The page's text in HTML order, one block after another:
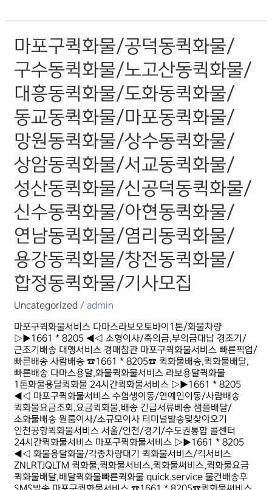
마포구퀵화물/공덕동퀵화물/
구수동퀵화물/노고산동퀵화물/
대흥동퀵화물/도화동퀵화물/
동교동퀵화물/마포동퀵화물/
망원동퀵화물/상수동퀵화물/
상암동퀵화물/서교동퀵화물/
성산동퀵화물/신공덕동퀵화물/
신수동퀵화물/아현동퀵화물/
연남동퀵화물/염리동퀵화물/
용강동퀵화물/창전동퀵화물/
합정동퀵화물/기사모집
Uncategorized /admin
마포구퀵화물서비스 다마스라보오토바이1톤/화물차량
▷▶1661 * 8205 ◀◁ 소형이사/축의금,부의금대납 경조기/
근조기배송 대행서비스 경매참관 마포구퀵화물서비스 빠른픽업/
빠른배송 사람배송 ☎1661 * 8205☎ 퀵화물배송,퀵화물배달,
빠른배송 다마스용달,화물퀵화물서비스 라보용달퀵화물
1톤화물용달퀵화물 24시간퀵화물서비스 ▷▶1661 * 8205
◀◁ 마포구퀵화물서비스 수험생이동/연예인이동/사람배송
퀵화물요금조회,요금퀵화물,배송 긴급서류베송 샘플배달/
소화물배송 원룸이사/소규모이사 터미널발송및찾아오기
인천공항퀵화물서비스 서울/인천/경기/수도권통합 콜센터
24시간퀵화물서비스 마포구퀵화물서비스 ▷▶1661 * 8205
◀◁ 화물용달화물/각종차량대기 퀵화물서비스/킥서비스
ZNLRTJQLTM 퀵화물,퀵화물서비스,퀵화물써비스,퀵화물요금
퀵화물배달,배달퀵화물빠른퀵화물 quick.service 물건배송후
마포구퀵화물/
공덕동퀵화물/
구수동퀵화물/
노고산동퀵화물/
대흥동퀵화물/
도화동퀵화물/
동교동퀵화물/
마포동퀵화물/
망원동퀵화물/
상수동퀵화물/
상암동퀵화물/
서교동퀵화물/
성산동퀵화물/
신공덕동퀵화물/
신수동퀵화물/
아현동퀵화물/
연남동퀵화물/
염리동퀵화물/
용강동퀵화물/
창전동퀵화물/
합정동퀵화물/
기사모집